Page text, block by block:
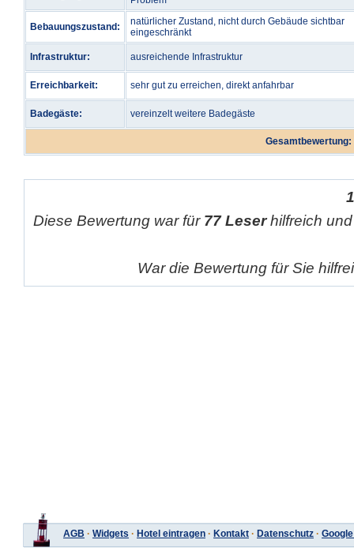
Bebauungszustand:
natürlicher Zustand, nicht durch Gebäude sichtbar
eingeschränkt
Infrastruktur: ausreichende Infrastruktur
Erreichbarkeit: sehr gut zu erreichen, direkt anfahrbar
Badegäste: vereinzelt weitere Badegäste
Gesamtbewertung:
Diese Bewertung war für 77 Leserhilfreich
War die Bewertung für Sie
AGB · Widgets · Hotel eintragen · Kontakt · Datenschutz ·